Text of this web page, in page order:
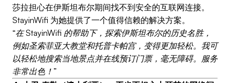
莎拉担心在伊斯坦布尔期间找不到安全的互联网连接。
StayinWifi 为她提供了一个值得信赖的解决方案。
“在 StayinWifi 的帮助下，探索伊斯坦布尔的历史名胜，
例如圣索菲亚大教堂和托普卡帕宫，变得更加轻松。我可
以轻松地搜索当地景点并在线预订门票，毫无障碍。服务
非常出色！”